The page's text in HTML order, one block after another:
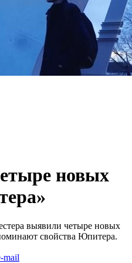
новых
выявили четыре новых
свойства Юпитера.
mail